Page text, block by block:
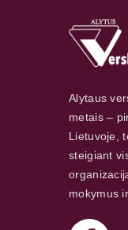
Alytaus
metais –
Lietuvoje,
steigiant
mokymus